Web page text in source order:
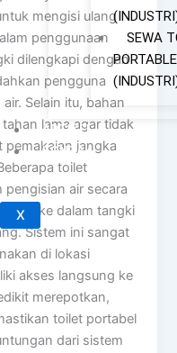
SEWA
ARTIKEL
KONTAK
X
mengisi ulang
penggunaan
dilengkapi dengan
pengguna
Selain itu, bahan
lama agar tidak
pemakaian jangka
toilet
air secara
air ke dalam tangki
Sistem ini sangat
di lokasi
akses langsung ke
merepotkan,
toilet portabel
dari sistem